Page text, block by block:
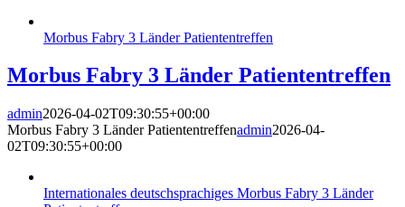
Morbus Fabry 3 Länder Patiententreffen
Morbus Fabry 3 Länder Patiententreffen
admin2026-04-02T09:30:55+00:00
Morbus Fabry 3 Länder Patiententreffenadmin2026-04-
02T09:30:55+00:00
Internationales deutschsprachiges Morbus Fabry 3 Länder